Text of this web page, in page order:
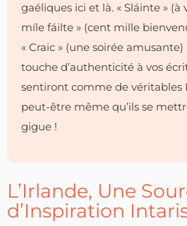
gaéliques ici et là. « Sláinte » (à
míle fáilte » (cent mille
« Craic » (une soirée
touche d’authenticité à vos
sentiront comme de véritables
peut-être même qu’ils se
gigue !
L’Irlande, Une
d’Inspiration